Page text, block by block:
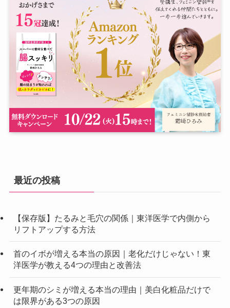
最近の投稿
【保存版】たるみと毛穴の関係｜東洋医学で内側から
リフトアップする方法
首のイボが増える本当の原因｜老化だけじゃない！東
洋医学が教える4つの理由と改善法
更年期のシミが増える本当の理由｜美白化粧品だけで
は限界がある3つの原因